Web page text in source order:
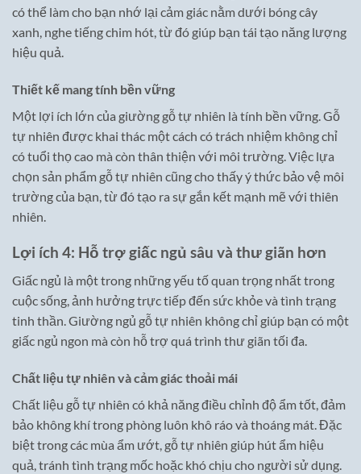
có thể làm cho bạn nhớ lại cảm giác nằm dưới bóng cây
xanh, nghe tiếng chim hót, từ đó giúp bạn tái tạo năng lượng
hiệu quả.
Thiết kế mang tính bền vững
Một lợi ích lớn của giường gỗ tự nhiên là tính bền vững. Gỗ
tự nhiên được khai thác một cách có trách nhiệm không chỉ
có tuổi thọ cao mà còn thân thiện với môi trường. Việc lựa
chọn sản phẩm gỗ tự nhiên cũng cho thấy ý thức bảo vệ môi
trường của bạn, từ đó tạo ra sự gắn kết mạnh mẽ với thiên
nhiên.
Lợi ích 4: Hỗ trợ giấc ngủ sâu và thư giãn hơn
Giấc ngủ là một trong những yếu tố quan trọng nhất trong
cuộc sống, ảnh hưởng trực tiếp đến sức khỏe và tình trạng
tinh thần. Giường ngủ gỗ tự nhiên không chỉ giúp bạn có một
giấc ngủ ngon mà còn hỗ trợ quá trình thư giãn tối đa.
Chất liệu tự nhiên và cảm giác thoải mái
Chất liệu gỗ tự nhiên có khả năng điều chỉnh độ ẩm tốt, đảm
bảo không khí trong phòng luôn khô ráo và thoáng mát. Đặc
biệt trong các mùa ẩm ướt, gỗ tự nhiên giúp hút ẩm hiệu
quả, tránh tình trạng mốc hoặc khó chịu cho người sử dụng.